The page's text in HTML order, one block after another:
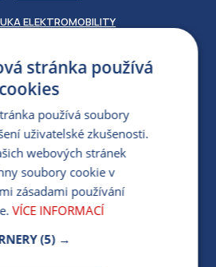
ELEKTROMOBILITY
PRO MÉDIA
KE STÁVAJÍCÍ SMLOUVĚ
412 154 154
PO-PÁ 7:30-17:00
stránka používá
používá soubory
uživatelské zkušenosti.
webových stránek
soubory cookie v
zásadami používání
VÍCE INFORMACÍ
(5) →